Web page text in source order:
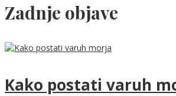
Zadnje objave
Kako postati varuh